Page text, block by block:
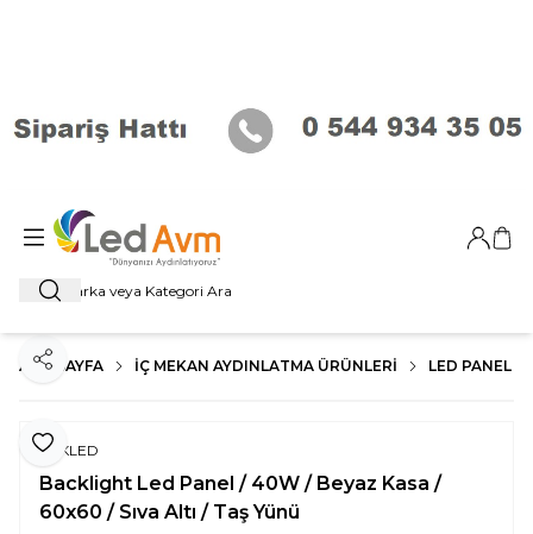
Ara
Giriş
ANA SAYFA İÇ MEKAN AYDINLATMA ÜRÜNLERI LED PANEL
Favoriye Ekle
Paylaş
ERKLED
Backlight Led Panel / 40W / Beyaz Kasa /
60x60 / Sıva Altı / Taş Yünü